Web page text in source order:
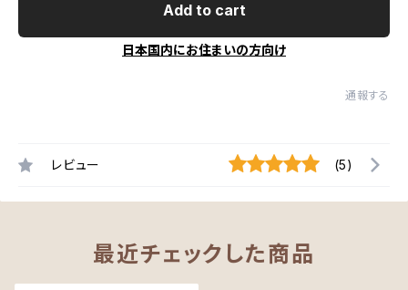
Add to cart
日本国内にお住まいの方向け
通報する
レビュー (5)
最近チェックした商品